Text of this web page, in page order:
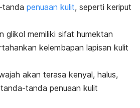
tanda penuaan kulit, seperti keriput
glikol memiliki sifat humektan
kelembapan lapisan kulit
akan terasa kenyal, halus,
tanda penuaan kulit